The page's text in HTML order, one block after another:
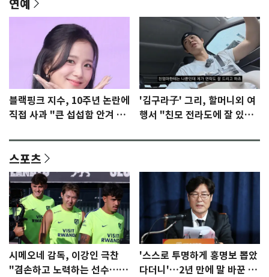
블랙핑크 지수, 10주년 논란에
직접 사과 "큰 섭섭함 안겨 미
'김구라子' 그리, 할머니외 여
행서 "친모 전라도에 잘 있
스포츠
시메오네 감독, 이강인 극찬
"겸손하고 노력하는 선수…좋
'스스로 투명하게 홍명보 뽑았
다더니'…2년 만에 말 바꾼 이